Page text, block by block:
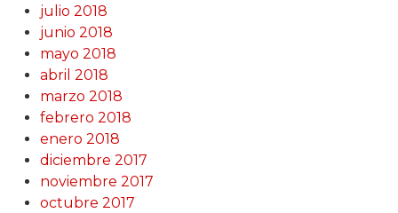
julio 2018
junio 2018
mayo 2018
abril 2018
marzo 2018
febrero 2018
enero 2018
diciembre 2017
noviembre 2017
octubre 2017